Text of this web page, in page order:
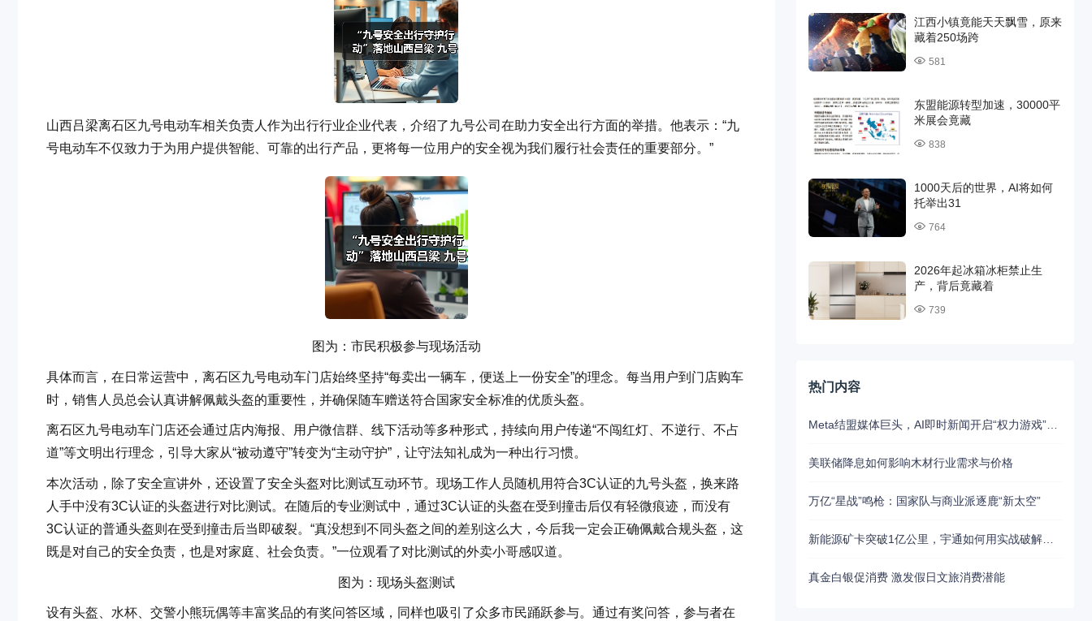
山西吕梁离石区九号电动车相关负责人作为出行行业企业代表，介绍了九号公司在助力安全出行方面的举措。他表示：“九
号电动车不仅致力于为用户提供智能、可靠的出行产品，更将每一位用户的安全视为我们履行社会责任的重要部分。”
图为：市民积极参与现场活动
具体而言，在日常运营中，离石区九号电动车门店始终坚持“每卖出一辆车，便送上一份安全”的理念。每当用户到门店购车
时，销售人员总会认真讲解佩戴头盔的重要性，并确保随车赠送符合国家安全标准的优质头盔。
离石区九号电动车门店还会通过店内海报、用户微信群、线下活动等多种形式，持续向用户传递“不闯红灯、不逆行、不占
道”等文明出行理念，引导大家从“被动遵守”转变为“主动守护”，让守法知礼成为一种出行习惯。
本次活动，除了安全宣讲外，还设置了安全头盔对比测试互动环节。现场工作人员随机用符合3C认证的九号头盔，换来路
人手中没有3C认证的头盔进行对比测试。在随后的专业测试中，通过3C认证的头盔在受到撞击后仅有轻微痕迹，而没有
3C认证的普通头盔则在受到撞击后当即破裂。“真没想到不同头盔之间的差别这么大，今后我一定会正确佩戴合规头盔，这
既是对自己的安全负责，也是对家庭、社会负责。”一位观看了对比测试的外卖小哥感叹道。
图为：现场头盔测试
设有头盔、水杯、交警小熊玩偶等丰富奖品的有奖问答区域，同样也吸引了众多市民踊跃参与。通过有奖问答，参与者在
江西小镇竟能天天飘雪，原来
藏着250场跨
581
东盟能源转型加速，30000平
米展会竟藏
838
1000天后的世界，AI将如何
托举出31
764
2026年起冰箱冰柜禁止生
产，背后竟藏着
739
热门内容
Meta结盟媒体巨头，AI即时新闻开启“权力游戏”新江湖
美联储降息如何影响木材行业需求与价格
万亿“星战”鸣枪：国家队与商业派逐鹿“新太空”
新能源矿卡突破1亿公里，宇通如何用实战破解行业最大瓶颈？
真金白银促消费 激发假日文旅消费潜能